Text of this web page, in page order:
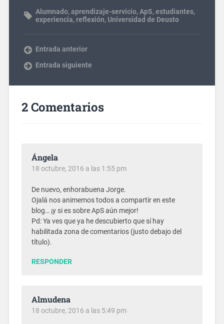
Alumnado,aprendizaje-servicio,ApS,estudiantes,
experiencia, reflexión, Universidad de Deusto
Entrada anterior
Entrada siguiente
2 Comentarios
Ángela
18 octubre, 2016 a las 1:55 pm
De nuevo, enhorabuena Jorge.
Ojalá nos animemos todos a compartir en este
blog… ¡y si es sobre ApS aún mejor!
Pd: Ya ves que ya he descubierto que sí hay
habilitada zona de comentarios (justo debajo del
título).
RESPONDER
Almudena
18 octubre, 2016 a las 5:49 pm